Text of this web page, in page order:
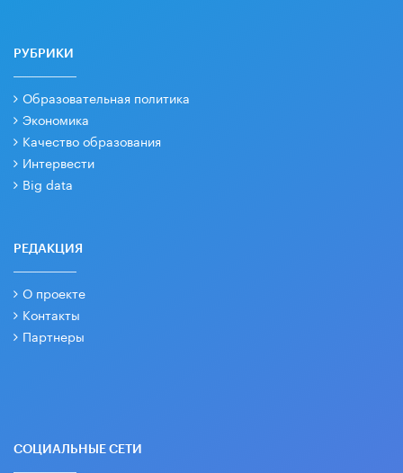
РУБРИКИ
Образовательная политика
Экономика
Качество образования
Интервести
Big data
РЕДАКЦИЯ
О проекте
Контакты
Партнеры
СОЦИАЛЬНЫЕ СЕТИ